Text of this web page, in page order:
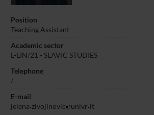
Position
Teaching Assistant
Academic sector
L-LIN/21 - SLAVIC STUDIES
Telephone
/
E-mail
jelena zivojinovic univr it